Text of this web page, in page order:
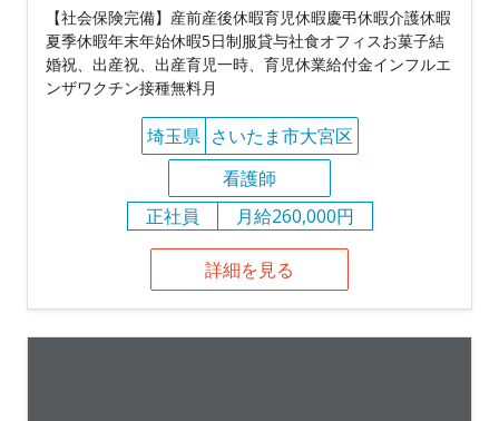
【社会保険完備】産前産後休暇育児休暇慶弔休暇介護休暇
夏季休暇年末年始休暇5日制服貸与社食オフィスお菓子結
婚祝、出産祝、出産育児一時、育児休業給付金インフルエ
ンザワクチン接種無料月
埼玉県 さいたま市大宮区
看護師
正社員
月給260,000円
詳細を見る